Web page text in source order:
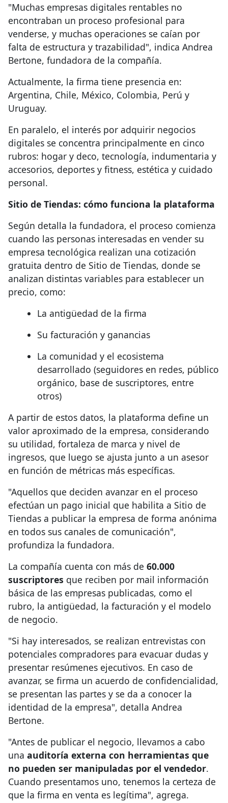
"Muchas empresas digitales rentables no
encontraban un proceso profesional para
venderse, y muchas operaciones se caían por
falta de estructura y trazabilidad", indica Andrea
Bertone, fundadora de la compañía.
Actualmente, la firma tiene presencia en:
Argentina, Chile, México, Colombia, Perú y
Uruguay.
En paralelo, el interés por adquirir negocios
digitales se concentra principalmente en cinco
rubros: hogar y deco, tecnología, indumentaria y
accesorios, deportes y fitness, estética y cuidado
personal.
Sitio de Tiendas: cómo funciona la plataforma
Según detalla la fundadora, el proceso comienza
cuando las personas interesadas en vender su
empresa tecnológica realizan una cotización
gratuita dentro de Sitio de Tiendas, donde se
analizan distintas variables para establecer un
precio, como:
La antigüedad de la firma
Su facturación y ganancias
La comunidad y el ecosistema
desarrollado (seguidores en redes, público
orgánico, base de suscriptores, entre
otros)
A partir de estos datos, la plataforma define un
valor aproximado de la empresa, considerando
su utilidad, fortaleza de marca y nivel de
ingresos, que luego se ajusta junto a un asesor
en función de métricas más específicas.
"Aquellos que deciden avanzar en el proceso
efectúan un pago inicial que habilita a Sitio de
Tiendas a publicar la empresa de forma anónima
en todos sus canales de comunicación",
profundiza la fundadora.
La compañía cuenta con más de 60.000
suscriptores que reciben por mail información
básica de las empresas publicadas, como el
rubro, la antigüedad, la facturación y el modelo
de negocio.
"Si hay interesados, se realizan entrevistas con
potenciales compradores para evacuar dudas y
presentar resúmenes ejecutivos. En caso de
avanzar, se firma un acuerdo de confidencialidad,
se presentan las partes y se da a conocer la
identidad de la empresa", detalla Andrea
Bertone.
"Antes de publicar el negocio, llevamos a cabo
una auditoría externa con herramientas que
no pueden ser manipuladas por el vendedor.
Cuando presentamos uno, tenemos la certeza de
que la firma en venta es legítima", agrega.